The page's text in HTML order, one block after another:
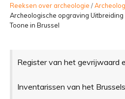
BELEVEN
Reeksen over archeologie /
Archeologische opgraving
Toone in Brussel
Register van het gevrijwaard
Inventarissen van het